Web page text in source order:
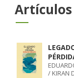
/ KIRAN